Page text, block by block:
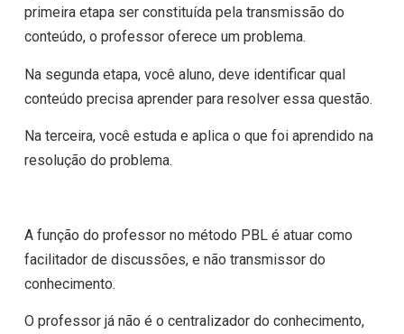
primeira etapa ser constituída pela transmissão do
conteúdo, o professor oferece um problema.
Na segunda etapa, você aluno, deve identificar qual
conteúdo precisa aprender para resolver essa questão.
Na terceira, você estuda e aplica o que foi aprendido na
resolução do problema.
A função do professor no método PBL é atuar como
facilitador de discussões, e não transmissor do
conhecimento.
O professor já não é o centralizador do conhecimento,